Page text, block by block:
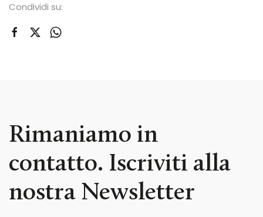
Condividi su:
Rimaniamo in
contatto. Iscriviti alla
nostra Newsletter